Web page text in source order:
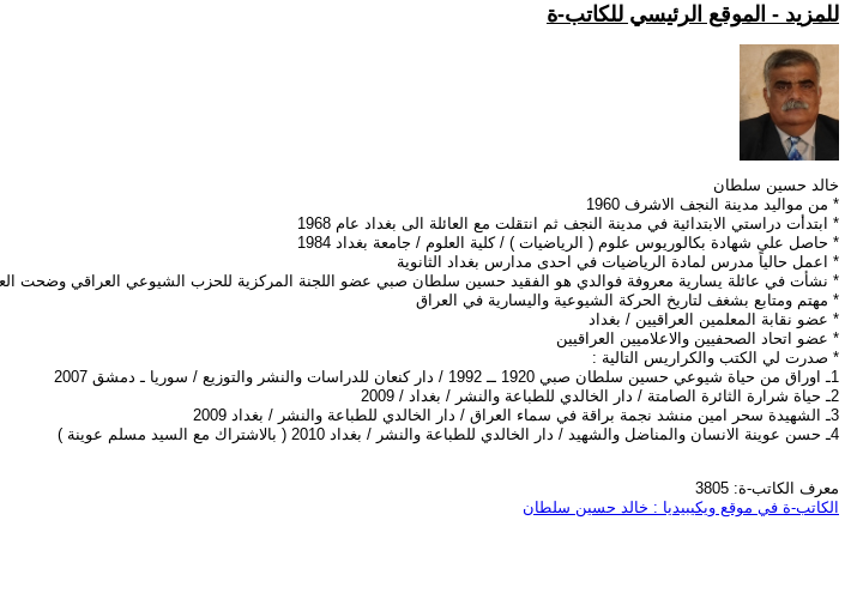
للمزيد - الموقع الرئيسي للكاتب-ة
خالد حسين سلطان
* من مواليد مدينة النجف الاشرف 1960
* ابتدأت دراستي الابتدائية في مدينة النجف ثم انتقلت مع العائلة الى بغداد عام 1968
* حاصل على شهادة بكالوريوس علوم ( الرياضيات ) / كلية العلوم / جامعة بغداد 1984
* اعمل حالياً مدرس لمادة الرياضيات في احدى مدارس بغداد الثانوية
* نشأت في عائلة يسارية معروفة فوالدي هو الفقيد حسين سلطان صبي عضو اللجنة المركزية للحزب الشيوعي العراقي وضحت
* مهتم ومتابع بشغف لتاريخ الحركة الشيوعية واليسارية في العراق
* عضو نقابة المعلمين العراقيين / بغداد
* عضو اتحاد الصحفيين والاعلاميين العراقيين
* صدرت لي الكتب والكراريس التالية :
1ـ اوراق من حياة شيوعي حسين سلطان صبي 1920 ــ 1992 / دار كنعان للدراسات والنشر والتوزيع / سوريا ـ دمشق 2007
2ـ حياة شرارة الثائرة الصامتة / دار الخالدي للطباعة والنشر / بغداد / 2009
3ـ الشهيدة سحر امين منشد نجمة براقة في سماء العراق / دار الخالدي للطباعة والنشر / بغداد 2009
4ـ حسن عوينة الانسان والمناضل والشهيد / دار الخالدي للطباعة والنشر / بغداد 2010 ( بالاشتراك مع السيد مسلم عوينة )
معرف الكاتب-ة: 3805
الكاتب-ة في موقع ويكيبيديا : خالد حسين سلطان